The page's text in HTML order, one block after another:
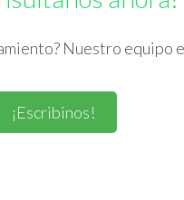
Nuestro equipo
¡Escribinos!